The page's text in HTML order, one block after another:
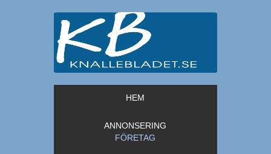
HEM
ANNONSERING
FÖRETAG